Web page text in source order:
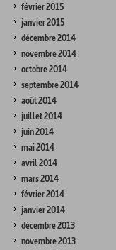
février 2015
janvier 2015
décembre 2014
novembre 2014
octobre 2014
septembre 2014
août 2014
juillet 2014
juin 2014
mai 2014
avril 2014
mars 2014
février 2014
janvier 2014
décembre 2013
novembre 2013